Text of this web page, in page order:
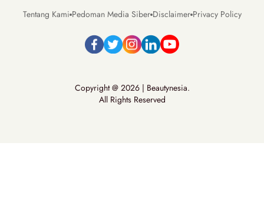
Tentang Kami Pedoman Media Siber Disclaimer Privacy Policy
Copyright @ 2026 | Beautynesia.
All Rights Reserved